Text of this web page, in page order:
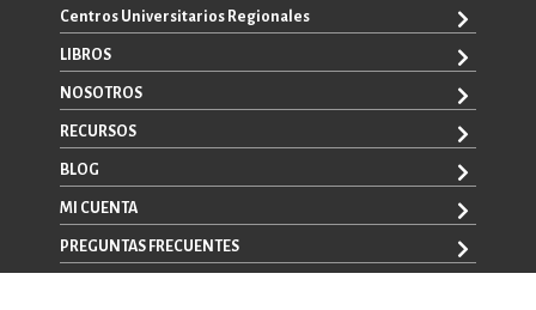
+52 33 3640 4595
ventas@editorial.udg.mx
WhatsApp: +52 33 1433 6869
CUAAD
CUCEA
CUCBA
CUCEI
CUCSH
Centros Universitarios Regionales
CUALTOS
CUCHAPALA
CUCOSTA
CUCSUR
CUGDL
CUNORTE
LIBROS
TODOS LOS LIBROS
E-BOOKS
CATÁLOGOS
NOSOTROS
SOBRE NOSOTROS
CONTACTO
RECURSOS
PROMOCIONALES
CONVOCATORIAS
BLOG
LA VENTANA ROJA
MI CUENTA
REGISTRO
PREGUNTAS FRECUENTES